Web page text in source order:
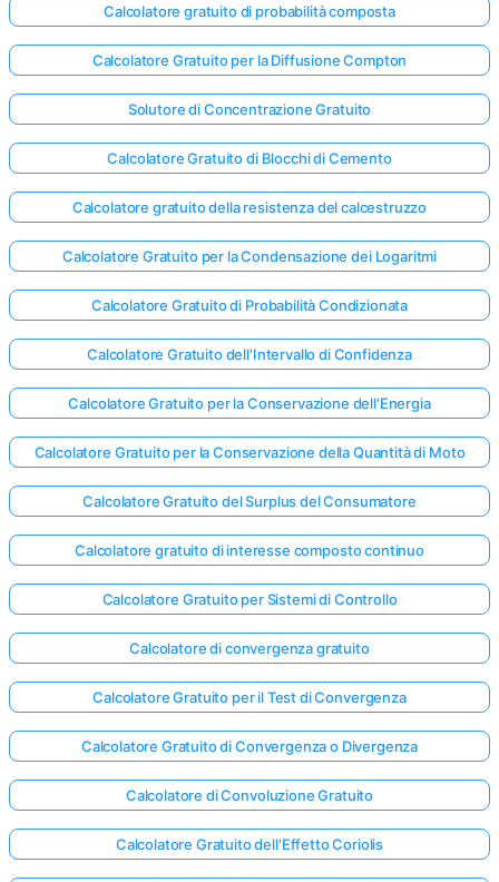
Calcolatore gratuito di probabilità composta
Calcolatore Gratuito per la Diffusione Compton
Solutore di Concentrazione Gratuito
Calcolatore Gratuito di Blocchi di Cemento
Calcolatore gratuito della resistenza del calcestruzzo
Calcolatore Gratuito per la Condensazione dei Logaritmi
Calcolatore Gratuito di Probabilità Condizionata
Calcolatore Gratuito dell'Intervallo di Confidenza
Calcolatore Gratuito per la Conservazione dell'Energia
Calcolatore Gratuito per la Conservazione della Quantità di Moto
Calcolatore Gratuito del Surplus del Consumatore
Calcolatore gratuito di interesse composto continuo
Calcolatore Gratuito per Sistemi di Controllo
Calcolatore di convergenza gratuito
Calcolatore Gratuito per il Test di Convergenza
Calcolatore Gratuito di Convergenza o Divergenza
Calcolatore di Convoluzione Gratuito
Calcolatore Gratuito dell'Effetto Coriolis